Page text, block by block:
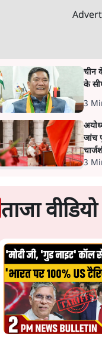
की
होर्मुज
चीन
के
3
जांच
3
ताजा वीडियो